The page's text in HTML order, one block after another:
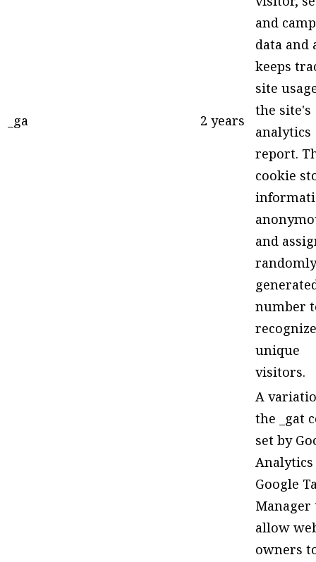
_ga 2 years
and
data and
keeps
site
the site's
analytics
report.
cookie
and
randomly
number
recognize
unique
visitors.
A
the _gat
set by
Analytics
Google
Manager
allow
owners